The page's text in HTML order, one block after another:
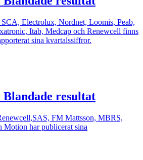
Electrolux, Nordnet, Loomis, Peab,
Itab, Medcap och Renewcell finns
sina kvartalssiffror.
resultat
FM Mattsson, MBRS,
Motion har publicerat sina